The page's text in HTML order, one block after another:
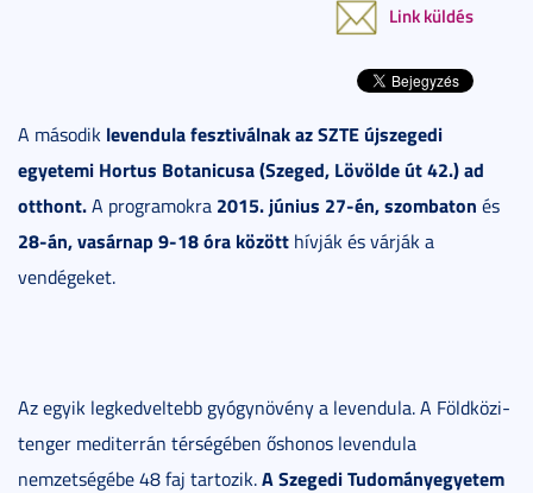
Link küldés
A második levendula fesztiválnak az SZTE újszegedi
egyetemi Hortus Botanicusa (Szeged, Lövölde út 42.) ad
otthont.A programokra 2015. június 27-én, szombaton és
28-án, vasárnap 9-18 óra között hívják és várják a
vendégeket.
Az egyik legkedveltebb gyógynövény a levendula. A Földközi-
tenger mediterrán térségében őshonos levendula
nemzetségébe 48 faj tartozik.A Szegedi Tudományegyetem